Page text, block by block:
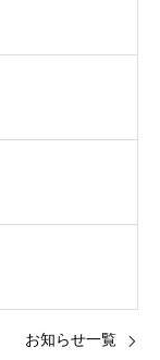
お知らせ一覧